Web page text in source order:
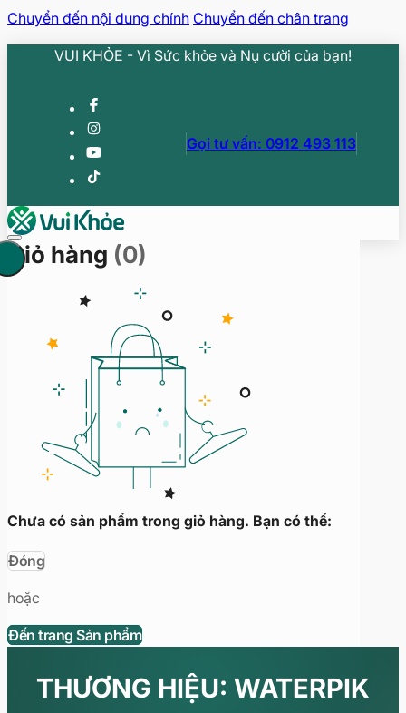
Chuyển đến nội dung chính Chuyển đến chân trang
VUI KHỎE - Vì Sức khỏe và Nụ cười của bạn!
Gọi tư vấn: 0912 493 113
Giỏ hàng (0)
Chưa có sản phẩm trong giỏ hàng. Bạn có thể:
Đóng
hoặc
Đến trang Sản phẩm
THƯƠNG HIỆU: WATERPIK